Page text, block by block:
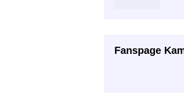
Fanspage